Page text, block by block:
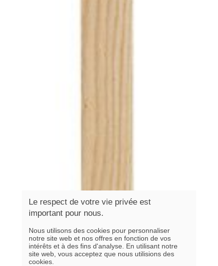
Le respect de votre vie privée est
important pour nous.
Nous utilisons des cookies pour personnaliser
notre site web et nos offres en fonction de vos
intérêts et à des fins d'analyse. En utilisant notre
site web, vous acceptez que nous utilisions des
cookies.